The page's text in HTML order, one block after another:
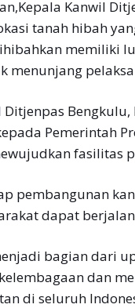
Kanwil
tanah hibah
memiliki
menunjang
Ditjenpas
Pemerintah
fasilitas
pembangunan
dapat
bagian dari
dan
di seluruh